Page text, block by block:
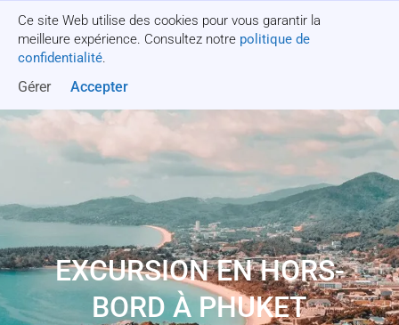
Ce site Web utilise des cookies pour vous garantir la
meilleure expérience. Consultez notre politique de
confidentialité.
Gérer Accepter
Obtenez un devis
EXCURSION EN HORS-
BORD À PHUKET